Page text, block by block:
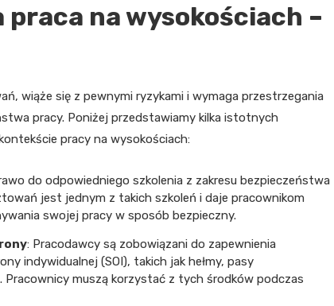
na wysokościach –
wiąże się z pewnymi ryzykami i wymaga przestrzegania
pracy. Poniżej przedstawiamy kilka istotnych
pracy na wysokościach:
do odpowiedniego szkolenia z zakresu bezpieczeństwa
jest jednym z takich szkoleń i daje pracownikom
swojej pracy w sposób bezpieczny.
: Pracodawcy są zobowiązani do zapewnienia
indywidualnej (SOI), takich jak hełmy, pasy
Pracownicy muszą korzystać z tych środków podczas